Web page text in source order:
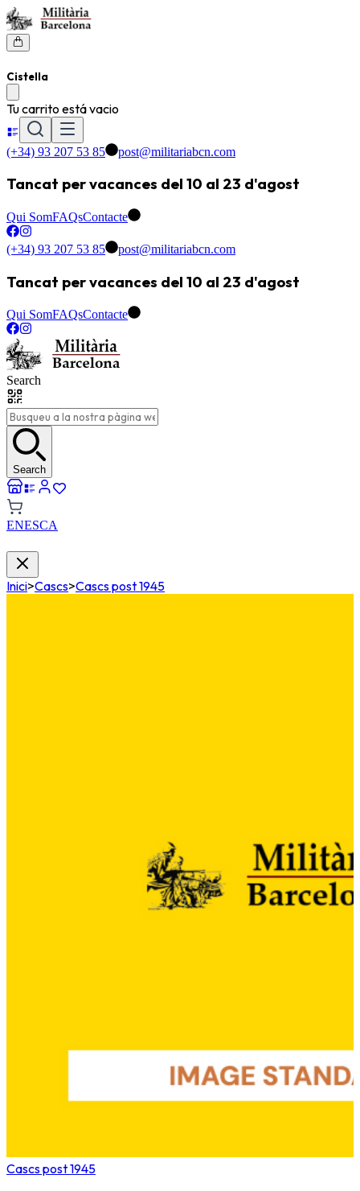
Cistella
Tu carrito está vacio
(+34) 93 207 53 85 post@militariabcn.com
Tancat per vacances del 10 al 23 d'agost
Qui SomFAQsContacte
(+34) 93 207 53 85 post@militariabcn.com
Tancat per vacances del 10 al 23 d'agost
Qui SomFAQsContacte
Search
Search
ENESCA
Inici>Cascs>Cascs post 1945
Cascs post 1945